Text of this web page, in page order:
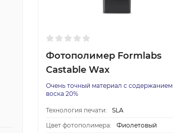
Фотополимер Formlabs
Castable Wax
Очень точный материал с содержанием
воска 20%
Технология печати:
SLA
Цвет фотополимера:
Фиолетовый